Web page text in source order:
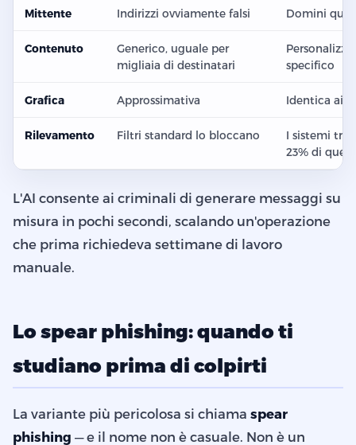
Mittente Indirizzi ovviamente falsi Domini
Contenuto
Generico, uguale per
migliaia di destinatari
specifico
Grafica Approssimativa Identica ai
Rilevamento Filtri standard lo bloccano
I sistemi
23% di
L'AI consente ai criminali di generare messaggi su
misura in pochi secondi, scalando un'operazione
che prima richiedeva settimane di lavoro
manuale.
Lo spear phishing: quando ti
studiano prima di colpirti
La variante più pericolosa si chiama spear
phishing — e il nome non è casuale. Non è un